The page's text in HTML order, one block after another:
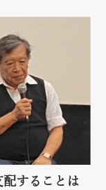
配することは